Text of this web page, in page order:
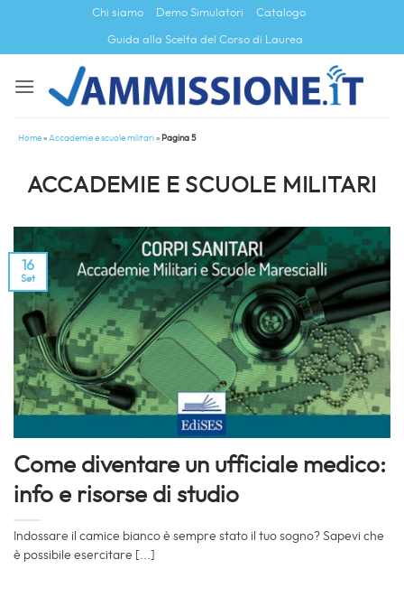
contenuti
Chi siamo Demo Simulatori Catalogo
Guida alla Scelta del Corso di Laurea
Home » Accademie e scuole militari » Pagina 5
ACCADEMIE E SCUOLE MILITARI
Come diventare un ufficiale medico:
info e risorse di studio
Indossare il camice bianco è sempre stato il tuo sogno? Sapevi che
è possibile esercitare [...]
16
Set